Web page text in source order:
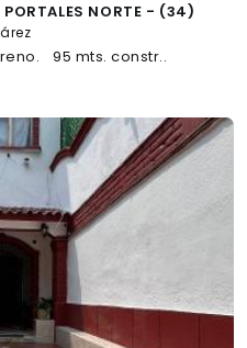
PORTALES NORTE - (34)
95 mts. constr..